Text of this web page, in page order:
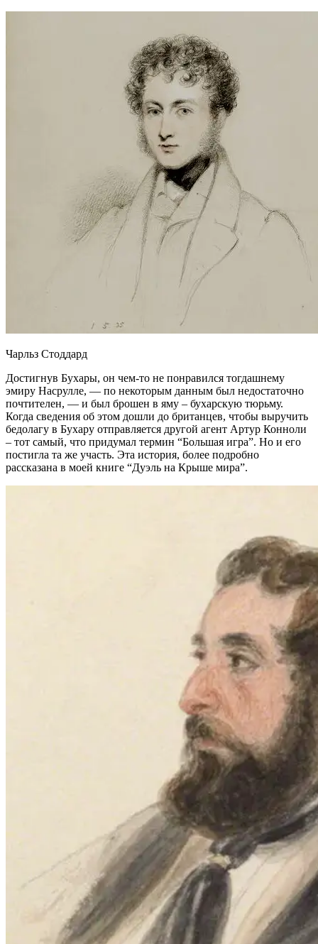
Чарльз Стоддард
Достигнув Бухары, он чем-то не понравился тогдашнему
эмиру Насрулле, — по некоторым данным был недостаточно
почтителен, — и был брошен в яму – бухарскую тюрьму.
Когда сведения об этом дошли до британцев, чтобы выручить
бедолагу в Бухару отправляется другой агент Артур Конноли
– тот самый, что придумал термин “Большая игра”. Но и его
постигла та же участь. Эта история, более подробно
рассказана в моей книге “Дуэль на Крыше мира”.